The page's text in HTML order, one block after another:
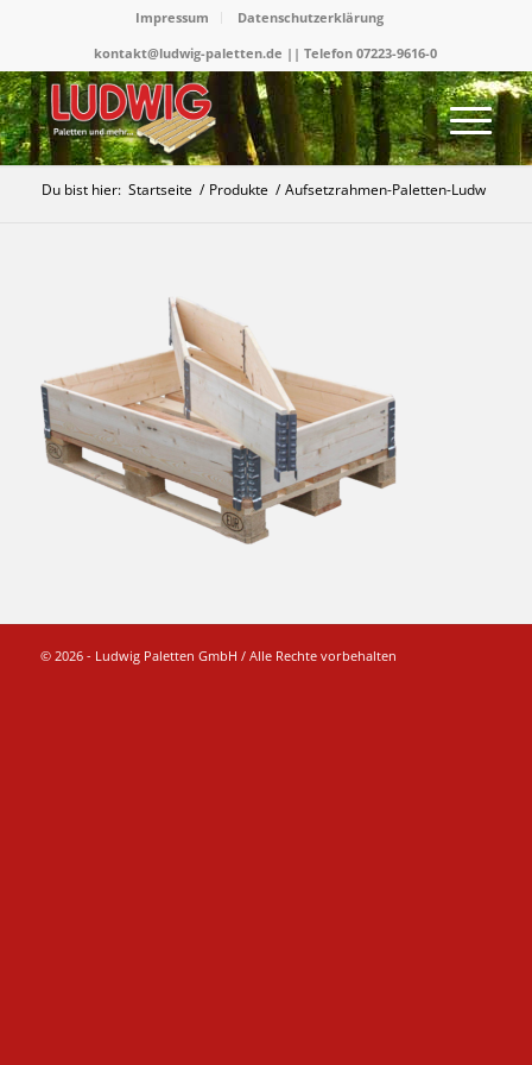
Impressum
Datenschutzerklärung
kontakt@ludwig-paletten.de || Telefon 07223-9616-0
Du bist hier: Startseite / Produkte / Aufsetzrahmen-Paletten-Ludw
© 2026 - Ludwig Paletten GmbH / Alle Rechte vorbehalten